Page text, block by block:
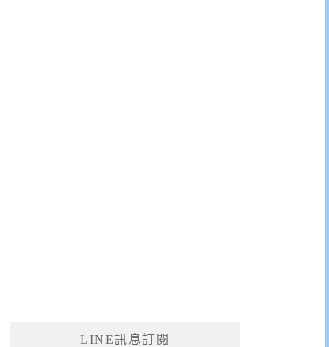
LINE訊息訂閱